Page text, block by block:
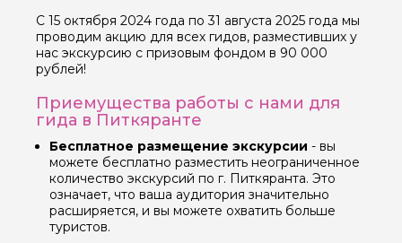
С 15 октября 2024 года по 31 августа 2025 года мы
проводим акцию для всех гидов, разместивших у
нас экскурсию с призовым фондом в 90 000
рублей!
Приемущества работы с нами для
гида в Питкяранте
Бесплатное размещение экскурсии - вы
можете бесплатно разместить неограниченное
количество экскурсий по г. Питкяранта. Это
означает, что ваша аудитория значительно
расширяется, и вы можете охватить больше
туристов.